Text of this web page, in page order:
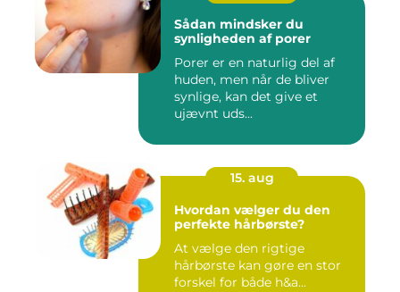
Sådan mindsker du
synligheden af porer
Porer er en naturlig del af
huden, men når de bliver
synlige, kan det give et
ujævnt uds...
15. aug
Hvordan vælger du den
perfekte hårbørste?
At vælge den rigtige
hårbørste kan gøre en stor
forskel for både h&a...